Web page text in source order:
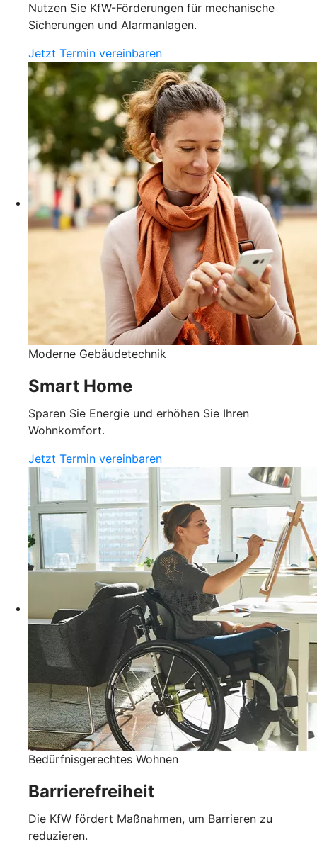
Nutzen Sie KfW-Förderungen für mechanische
Sicherungen und Alarmanlagen.
Jetzt Termin vereinbaren
Moderne Gebäudetechnik
Smart Home
Sparen Sie Energie und erhöhen Sie Ihren
Wohnkomfort.
Jetzt Termin vereinbaren
Bedürfnisgerechtes Wohnen
Barrierefreiheit
Die KfW fördert Maßnahmen, um Barrieren zu
reduzieren.